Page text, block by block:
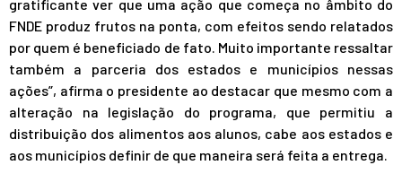
gratificante ver que uma ação que começa no âmbito do
FNDE produz frutos na ponta, com efeitos sendo relatados
por quem é beneficiado de fato. Muito importante ressaltar
também a parceria dos estados e municípios nessas
ações”, afirma o presidente ao destacar que mesmo com a
alteração na legislação do programa, que permitiu a
distribuição dos alimentos aos alunos, cabe aos estados e
aos municípios definir de que maneira será feita a entrega.